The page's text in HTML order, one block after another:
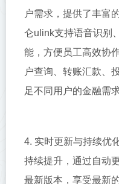
户需求，提供了丰富
仑ulink支持语音识别
能，方便员工高效协
户查询、转账汇款、
足不同用户的金融需求
4. 实时更新与持续优
持续提升，通过自动
最新版本，享受最新